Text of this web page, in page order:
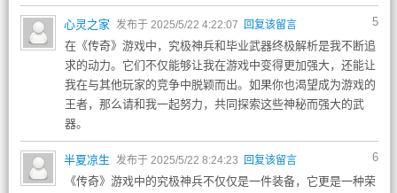
5
心灵之家 发布于 2025/5/22 4:22:07 回复该留言
在《传奇》游戏中，究极神兵和毕业武器终极解析是我不断追
求的动力。它们不仅能够让我在游戏中变得更加强大，还能让
我在与其他玩家的竞争中脱颖而出。如果你也渴望成为游戏的
王者，那么请和我一起努力，共同探索这些神秘而强大的武
器。
6
半夏凉生 发布于 2025/5/22 8:24:23 回复该留言
《传奇》游戏中的究极神兵不仅仅是一件装备，它更是一种荣